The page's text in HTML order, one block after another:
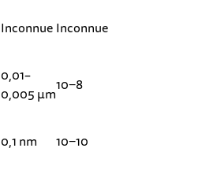
InconnueInconnue
0,01–
0,005 µm10−8
0,1 nm 10−10